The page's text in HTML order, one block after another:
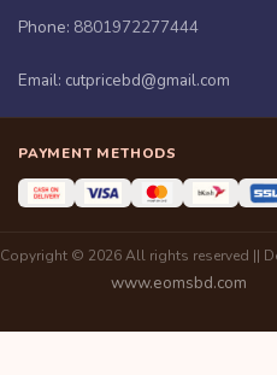
Phone: 8801972277444
Email: cutpricebd@gmail.com
PAYMENT METHODS
Copyright © 2026 All rights reserved ||
www.eomsbd.com